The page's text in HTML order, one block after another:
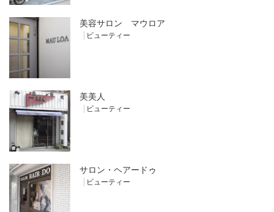
美容サロン マウロア
ビューティー
美美人
ビューティー
サロン・ヘアードゥ
ビューティー